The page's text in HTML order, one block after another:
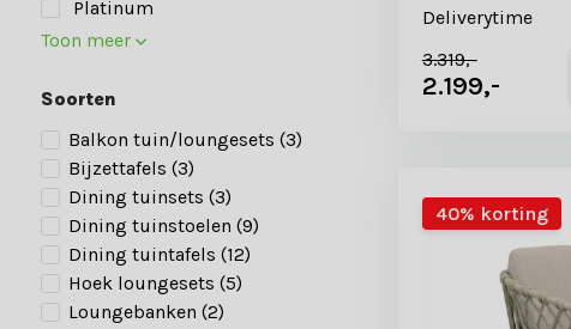
Platinum
Toon meer
Soorten
Balkon tuin/loungesets (3)
Bijzettafels (3)
Dining tuinsets (3)
Dining tuinstoelen (9)
Dining tuintafels (12)
Hoek loungesets (5)
Loungebanken (2)
Deliverytime
3.319,-
2.199,-
40% korting